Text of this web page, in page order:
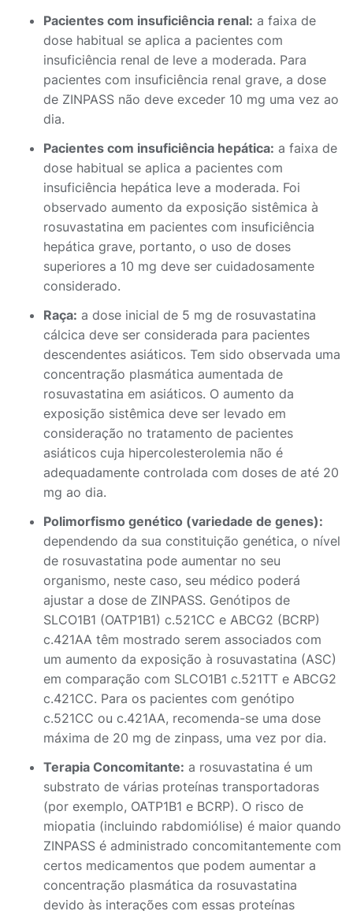
Pacientes com insuficiência renal: a faixa de
dose habitual se aplica a pacientes com
insuficiência renal de leve a moderada. Para
pacientes com insuficiência renal grave, a dose
de ZINPASS não deve exceder 10 mg uma vez ao
dia.
Pacientes com insuficiência hepática: a faixa de
dose habitual se aplica a pacientes com
insuficiência hepática leve a moderada. Foi
observado aumento da exposição sistêmica à
rosuvastatina em pacientes com insuficiência
hepática grave, portanto, o uso de doses
superiores a 10 mg deve ser cuidadosamente
considerado.
Raça: a dose inicial de 5 mg de rosuvastatina
cálcica deve ser considerada para pacientes
descendentes asiáticos. Tem sido observada uma
concentração plasmática aumentada de
rosuvastatina em asiáticos. O aumento da
exposição sistêmica deve ser levado em
consideração no tratamento de pacientes
asiáticos cuja hipercolesterolemia não é
adequadamente controlada com doses de até 20
mg ao dia.
Polimorfismo genético (variedade de genes):
dependendo da sua constituição genética, o nível
de rosuvastatina pode aumentar no seu
organismo, neste caso, seu médico poderá
ajustar a dose de ZINPASS. Genótipos de
SLCO1B1 (OATP1B1) c.521CC e ABCG2 (BCRP)
c.421AA têm mostrado serem associados com
um aumento da exposição à rosuvastatina (ASC)
em comparação com SLCO1B1 c.521TT e ABCG2
c.421CC. Para os pacientes com genótipo
c.521CC ou c.421AA, recomenda-se uma dose
máxima de 20 mg de zinpass, uma vez por dia.
Terapia Concomitante: a rosuvastatina é um
substrato de várias proteínas transportadoras
(por exemplo, OATP1B1 e BCRP). O risco de
miopatia (incluindo rabdomiólise) é maior quando
ZINPASS é administrado concomitantemente com
certos medicamentos que podem aumentar a
concentração plasmática da rosuvastatina
devido às interações com essas proteínas